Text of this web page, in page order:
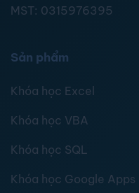
MST: 0315976395
Sản phẩm
Khóa học Excel
Khóa học VBA
Khóa học SQL
Khóa học Google Apps